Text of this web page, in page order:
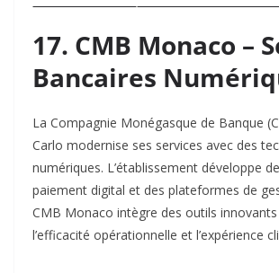
17. CMB Monaco –
Bancaires
La Compagnie Monégasque de Banque
Carlo modernise ses services avec des
numériques. L’établissement développe
paiement digital et des plateformes de
CMB Monaco intègre des outils
l’efficacité opérationnelle et l’expérience